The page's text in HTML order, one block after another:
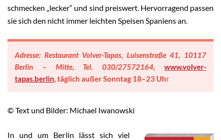
schmecken „lecker“ und sind preiswert. Hervorragend passen
sie sich den nicht immer leichten Speisen Spaniens an.
Adresse: Restaurant Volver-Tapas, Luisenstraße 41, 10117
Berlin – Mitte, Tel. 030/27572164,
www.volver-
tapas.berlin, täglich außer Sonntag 18–23 Uhr
© Text und Bilder: Michael Iwanowski
In und um Berlin lässt sich viel